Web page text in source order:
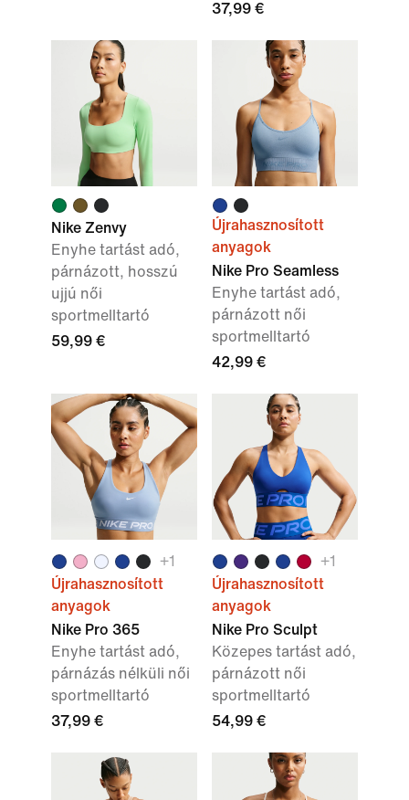
37,99 €
Nike Zenvy
Enyhe tartást adó,
párnázott, hosszú
ujjú női
sportmelltartó
59,99 €
Újrahasznosított
anyagok
Nike Pro Seamless
Enyhe tartást adó,
párnázott női
sportmelltartó
42,99 €
+1
Újrahasznosított
anyagok
Nike Pro 365
Enyhe tartást adó,
párnázás nélküli női
sportmelltartó
37,99 €
+1
Újrahasznosított
anyagok
Nike Pro Sculpt
Közepes tartást adó,
párnázott női
sportmelltartó
54,99 €